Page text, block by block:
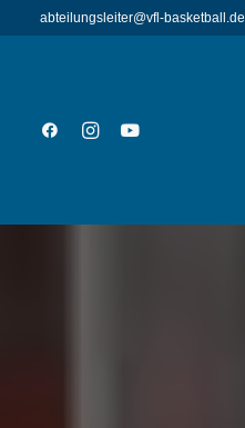
abteilungsleiter@vfl-basketball.de